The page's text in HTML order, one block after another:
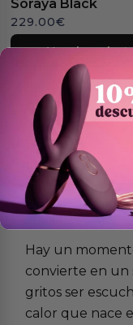
Soraya Black
229.00€
Ver el
Más
Hay un
convierte en un
gritos ser
calor que nace